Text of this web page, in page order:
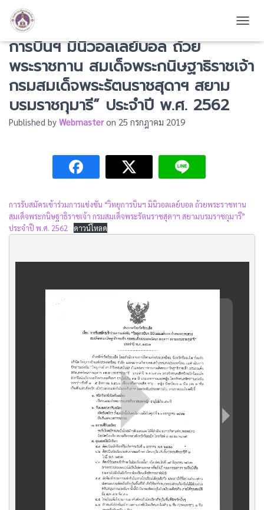
การรับสมัครเข้าร่วมการแข่งขัน “วิทยุ
การบินฯ มินิวอลเลย์บอล ถ้วย
พระราชทาน สมเด็จพระกนิษฐาธิราชเจ้า
กรมสมเด็จพระรัตนราชสุดาฯ สยาม
บรมราชกุมารี” ประจำปี พ.ศ. 2562
Published by Webmasteron 25 กรกฎาคม 2019
การรับสมัครเข้าร่วมการแข่งขัน “วิทยุการบินฯ มินิวอลเลย์บอล ถ้วยพระราชทาน
สมเด็จพระกนิษฐาธิราชเจ้า กรมสมเด็จพระรัตนราชสุดาฯ สยามบรมราชกุมารี”
ประจำปี พ.ศ. 2562
ดาวน์โหลด